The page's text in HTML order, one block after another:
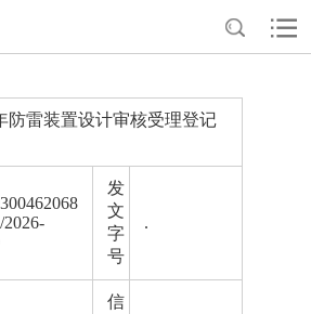
局政府信息公开
法定主动公开内
防雷装置设计审核受理登记
发
文
字
号
.
信